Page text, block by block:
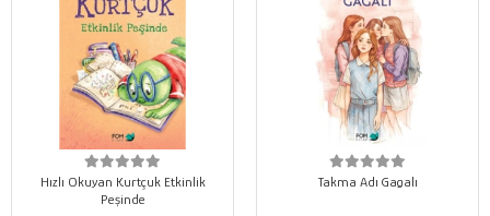
Hızlı Okuyan Kurtçuk Etkinlik
Peşinde
Takma Adı Gagalı